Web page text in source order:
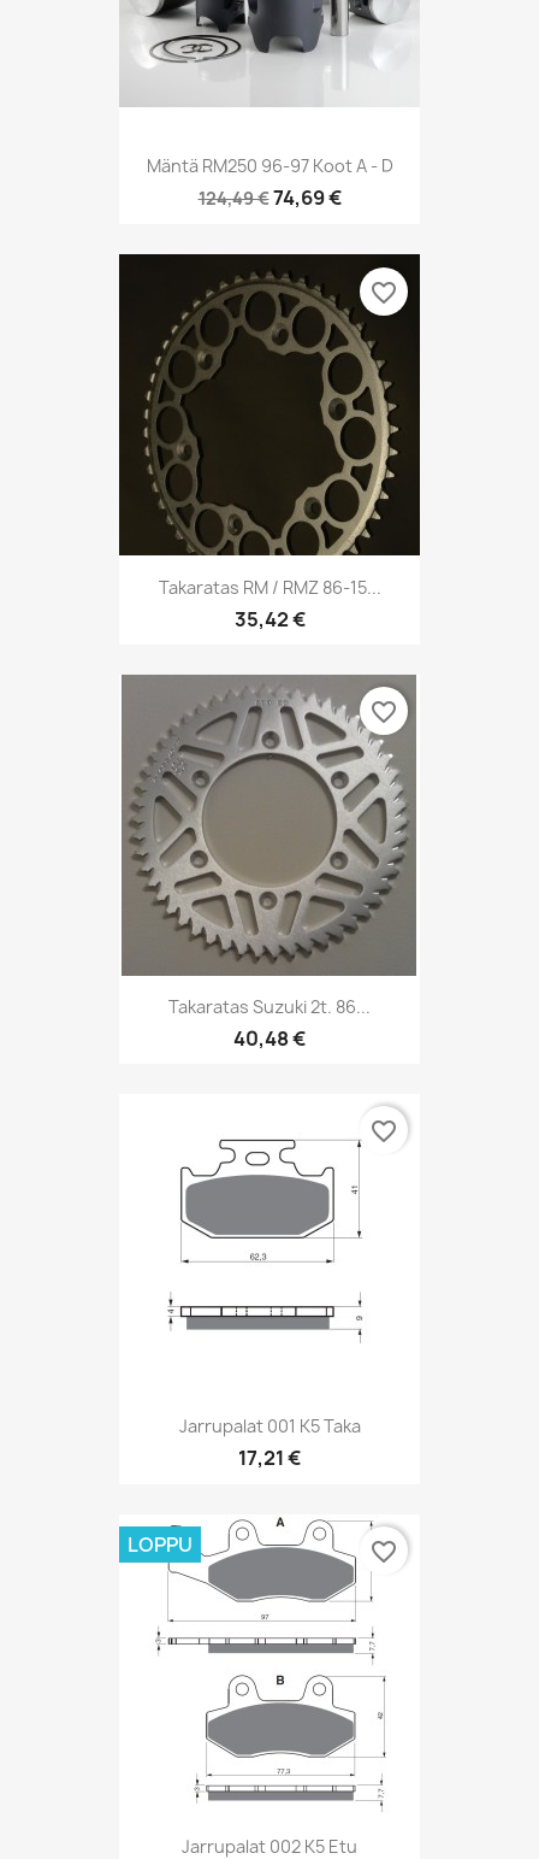
Mäntä RM250 96-97 Koot A - D
124,49 €74,69 €
Takaratas RM / RMZ 86-15...
35,42 €
favorite_border
Takaratas Suzuki 2t. 86...
40,48 €
favorite_border
Jarrupalat 001 K5 Taka
17,21 €
favorite_border
Jarrupalat 002 K5 Etu
LOPPU favorite_border